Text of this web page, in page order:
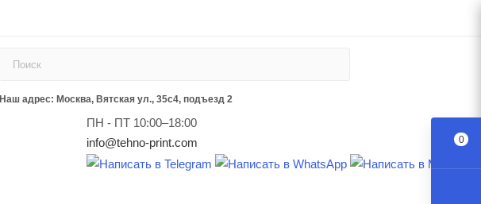
Наш адрес: Москва, Вятская ул., 35с4, подъезд 2
ПН - ПТ 10:00–18:00
info@tehno-print.com
0